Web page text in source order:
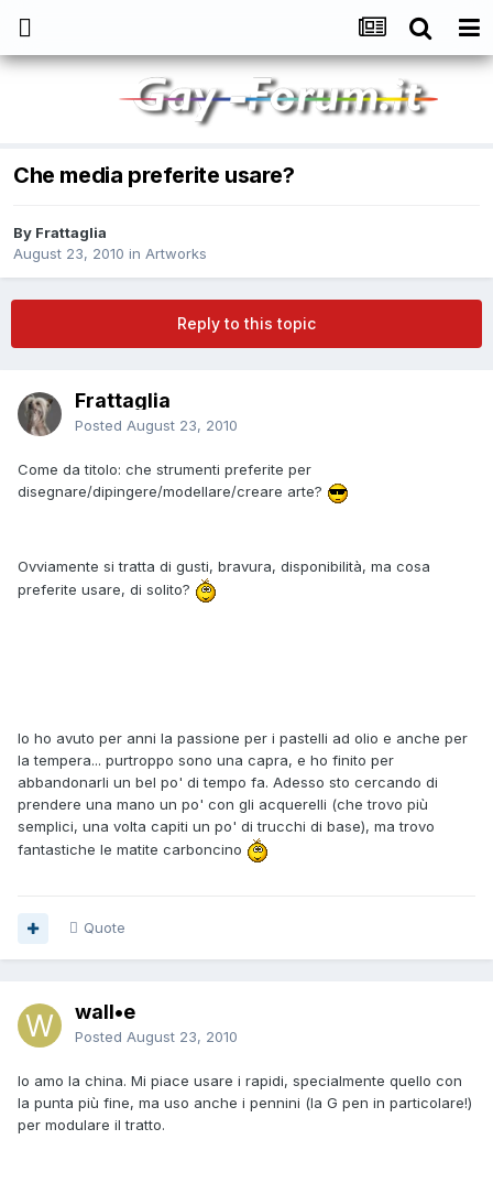
Che media preferite usare?
By Frattaglia
August 23, 2010 in Artworks
Reply to this topic
Frattaglia
Posted August 23, 2010
Come da titolo: che strumenti preferite per
disegnare/dipingere/modellare/creare arte?
Ovviamente si tratta di gusti, bravura, disponibilità, ma cosa
preferite usare, di solito?
Io ho avuto per anni la passione per i pastelli ad olio e anche per
la tempera... purtroppo sono una capra, e ho finito per
abbandonarli un bel po' di tempo fa. Adesso sto cercando di
prendere una mano un po' con gli acquerelli (che trovo più
semplici, una volta capiti un po' di trucchi di base), ma trovo
fantastiche le matite carboncino
Quote
wall•e
Posted August 23, 2010
Io amo la china. Mi piace usare i rapidi, specialmente quello con
la punta più fine, ma uso anche i pennini (la G pen in particolare!)
per modulare il tratto.